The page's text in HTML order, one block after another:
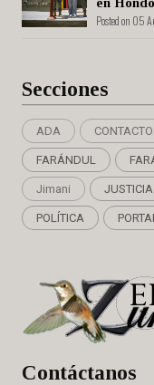
Posted on 05
Secciones
ADA CONTACTO
FARÁNDUL
Jimani JUSTICIA
POLÍTICA
Contáctanos